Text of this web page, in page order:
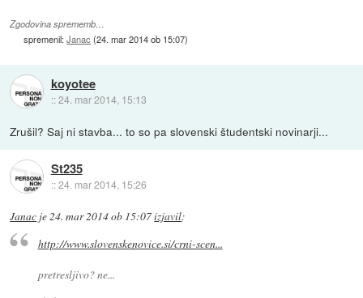
Zgodovina sprememb…
spremenil:Janac (24. mar 2014 ob 15:07)
koyotee
::24. mar 2014, 15:13
Zrušil? Saj ni stavba... to so pa slovenski študentski novinarji...
St235
::24. mar 2014, 15:26
Janac je24. mar 2014 ob 15:07izjavil:
http://www.slovenskenovice.si/crni-scen...
pretresljivo? ne...